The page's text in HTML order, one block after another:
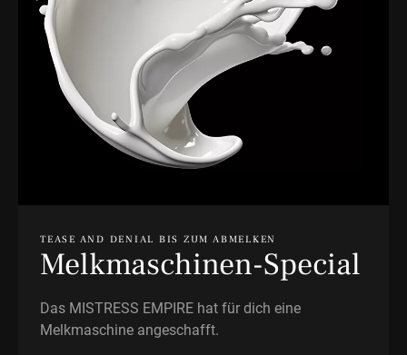
TEASE AND DENIAL BIS ZUM ABMELKEN
Melkmaschinen-Special
Das MISTRESS EMPIRE hat für dich eine
Melkmaschine angeschafft.